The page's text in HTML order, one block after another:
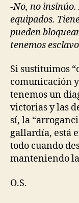
-No, no
equipados.
pueden
tenemos
Si sustituimos
comunicación
tenemos un
victorias y las
sí, la
gallardía, está
todo cuando
manteniendo
O.S.